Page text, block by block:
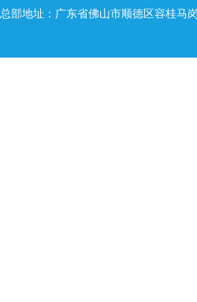
总部地址：广东省佛山市顺德区容桂